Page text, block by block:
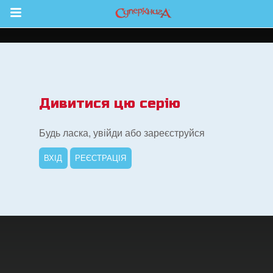
Return to Content
Суперкнига
Дивитися цю серію
Будь ласка, увійди або зареєструйся
ВХІД РЕЄСТРАЦІЯ